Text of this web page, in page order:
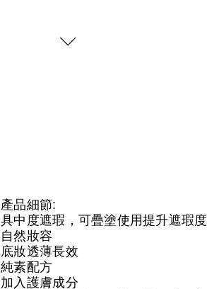
產品細節:
具中度遮瑕，可疊塗使用提升遮瑕度
自然妝容
底妝透薄長效
純素配方
加入護膚成分